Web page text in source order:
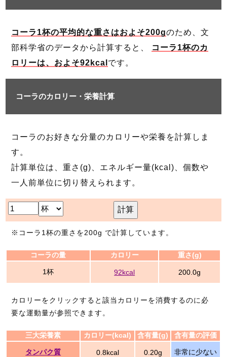
コーラ1杯の平均的な重さはおよそ200gのため、文
部科学省のデータから計算すると、
コーラ1杯のカ
ロリーは、およそ92kcal です。
コーラのカロリー・栄養計算
コーラのお好きな分量のカロリーや栄養を計算しま
す。
計算単位は、重さ(g)、エネルギー量(kcal)、個数や
一人前単位に切り替えられます。
計算
※コーラ1杯の重さを200g で計算しています。
コーラの量 カロリー 重さ(g)
1杯 92kcal 200.0g
カロリーをクリックすると該当カロリーを消費するのに必
要な運動量が参照できます。
三大栄養素 カロリー(kcal) 含有量(g) 含有量の評価
タンパク質 0.8kcal 0.20g 非常に少ない